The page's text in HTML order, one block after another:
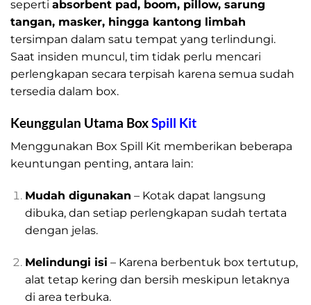
seperti absorbent pad, boom, pillow, sarung
tangan, masker, hingga kantong limbah
tersimpan dalam satu tempat yang terlindungi.
Saat insiden muncul, tim tidak perlu mencari
perlengkapan secara terpisah karena semua sudah
tersedia dalam box.
Keunggulan Utama BoxSpill Kit
Menggunakan Box Spill Kit memberikan beberapa
keuntungan penting, antara lain:
Mudah digunakan – Kotak dapat langsung
dibuka, dan setiap perlengkapan sudah tertata
dengan jelas.
Melindungi isi – Karena berbentuk box tertutup,
alat tetap kering dan bersih meskipun letaknya
di area terbuka.